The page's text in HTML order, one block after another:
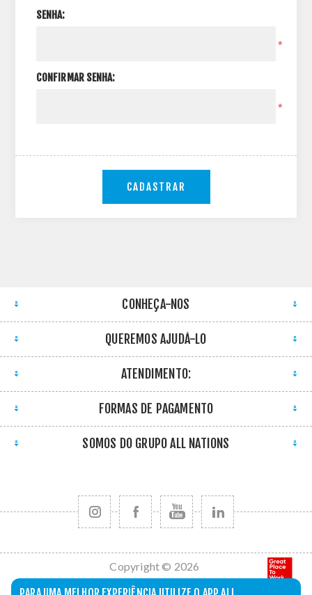
SENHA:
*
CONFIRMAR SENHA:
*
CADASTRAR
CONHEÇA-NOS
QUEREMOS AJUDÁ-LO
ATENDIMENTO:
FORMAS DE PAGAMENTO
SOMOS DO GRUPO ALL NATIONS
Copyright © 2026
All Nations. Todos